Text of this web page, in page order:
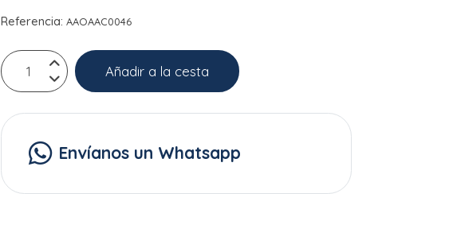
Referencia:AAOAAC0046
Añadir a la cesta
Envíanos un Whatsapp